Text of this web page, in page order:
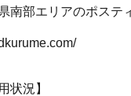
南部エリアのポステ
状況】